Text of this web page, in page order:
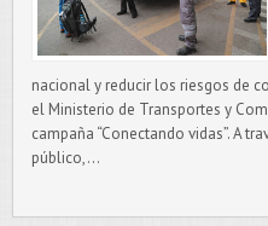
nacional y reducir los riesgos de
el Ministerio de Transportes y
campaña “Conectando vidas”. A
público,...